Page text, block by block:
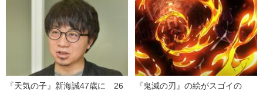
『天気の子』新海誠47歳に 26
『鬼滅の刃』の絵がスゴイの